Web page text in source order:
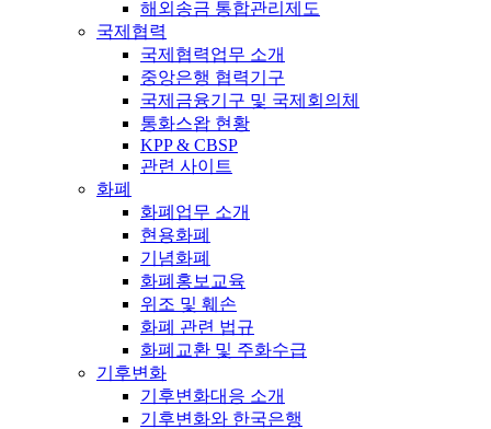
해외송금 통합관리제도
국제협력
국제협력업무 소개
중앙은행 협력기구
국제금융기구 및 국제회의체
통화스왑 현황
KPP & CBSP
관련 사이트
화폐
화폐업무 소개
현용화폐
기념화폐
화폐홍보교육
위조 및 훼손
화폐 관련 법규
화폐교환 및 주화수급
기후변화
기후변화대응 소개
기후변화와 한국은행